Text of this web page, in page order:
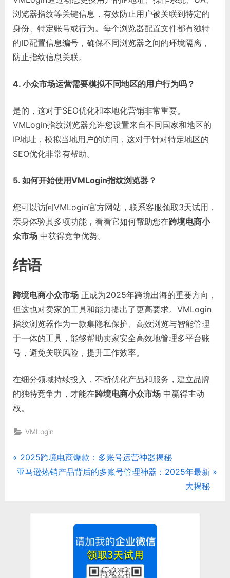
浏览器指纹等关键信息，有效防止用户被关联到特定的
身份、特定账号或行为。每个浏览器配置文件都有独特
的ID配置信息编号，确保不同浏览器之间的环境隔离，
防止指纹信息关联。
4. 小众市场运营需要模拟不同地区的用户行为吗？
是的，这对于SEO优化和本地化营销非常重要。
VMLogin指纹浏览器允许您设置来自不同国家和地区的
IP地址，模拟当地用户的访问，这对于针对特定地区的
SEO优化非常有帮助。
5. 如何开始使用VMLogin指纹浏览器？
您可以访问VMLogin官方网站，联系客服领取3天试用，
亲身体验其多项功能，看看它如何帮助您在跨境电商小
众市场 中获得竞争优势。
结语
跨境电商小众市场 正成为2025年跨境出海的重要方向，
但这也对卖家的工具和能力提出了更高要求。VMLogin
指纹浏览器作为一款集隐私保护、高效浏览与智能管理
于一体的工具，能够帮助卖家安全高效地管理多平台账
号，避免关联风险，提升工作效率。
在细分领域持续投入，不断优化产品和服务，建立品牌
的独特竞争力，才能在跨境电商小众市场 中赢得主动
权。
VMLogin
文
P
r
2025跨境电商爆款：多账号运营神器揭秘
N
亚马逊热销产品背后的多账号管理神器：2025年最新
大揭秘